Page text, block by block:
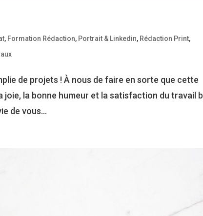
, Formation Rédaction, Portrait & Linkedin, Rédaction Print,
de projets ! À nous de faire en sorte que cette
joie, la bonne humeur et la satisfaction du travail
de vous...